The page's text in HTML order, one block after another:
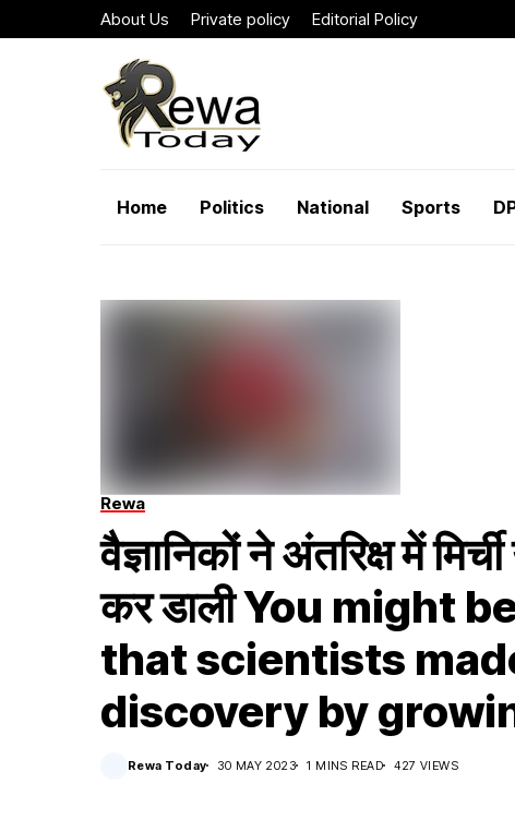
About Us Private policy Editorial Policy
Home Politics National Sports
Rewa
वैज्ञानिकों ने अंतरिक्ष में
कर डाली You might
that scientists
discovery by
Rewa Today 30 MAY 2023 1 MINS READ 427 VIEWS